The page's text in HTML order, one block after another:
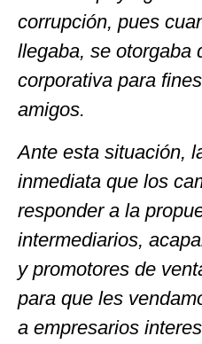
corrupción, pues
llegaba, se otorgaba
corporativa para
amigos.
Ante esta situación,
inmediata que los
responder a la
intermediarios,
y promotores de
para que les
a empresarios